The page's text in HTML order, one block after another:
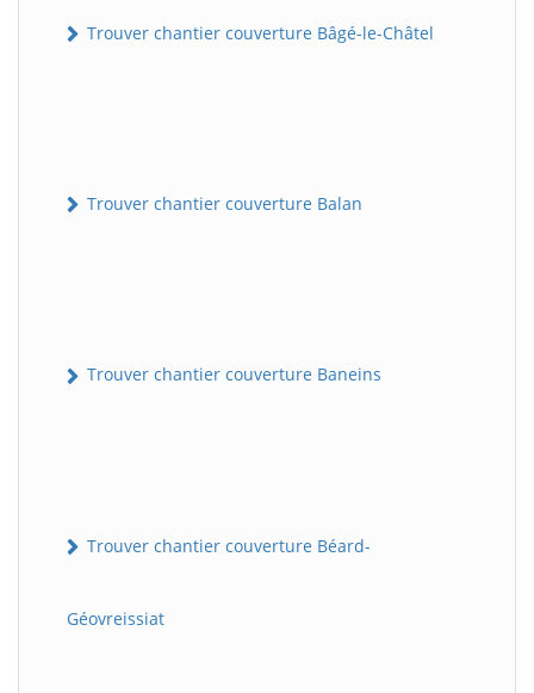
Trouver chantier couverture Bâgé-le-Châtel
Trouver chantier couverture Balan
Trouver chantier couverture Baneins
Trouver chantier couverture Béard-
Géovreissiat